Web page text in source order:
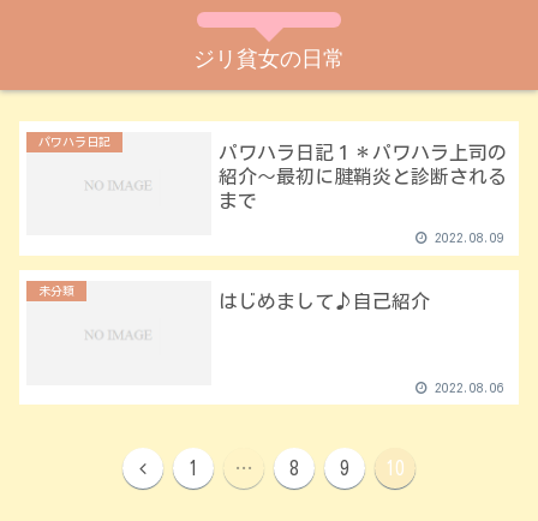
ジリ貧女の日常
パワハラ日記
パワハラ日記１＊パワハラ上司の
紹介～最初に腱鞘炎と診断される
まで
2022.08.09
未分類
はじめまして♪自己紹介
2022.08.06
1 … 8 9 10